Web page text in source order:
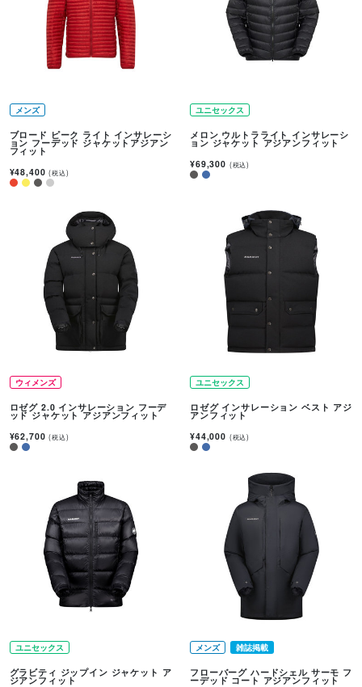
メンズ
ブロード ピーク ライト インサレーシ
ョン フーデッド ジャケットアジアン
フィット
¥48,400(税込)
ユニセックス
メロン ウルトラライト インサレーシ
ョン ジャケット アジアンフィット
¥69,300 (税込)
ウィメンズ
ロゼグ 2.0 インサレーション フーデ
ッド ジャケット アジアンフィット
¥62,700(税込)
ユニセックス
ロゼグ インサレーション ベスト アジ
アンフィット
¥44,000 (税込)
ユニセックス
グラビティ ジップイン ジャケット ア
ジアンフィット
メンズ 雑誌掲載
フローバーグ ハードシェル サーモ フ
ーデッド コート アジアンフィット